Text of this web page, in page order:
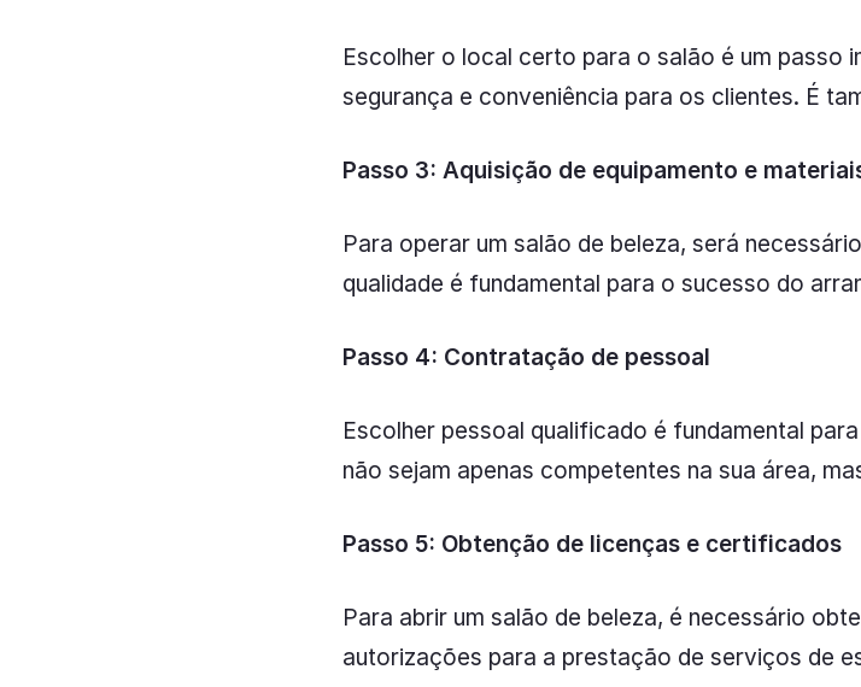
Escolher o local certo para o salão é um
segurança e conveniência para os clientes. É
Passo 3: Aquisição de equipamento e
Para operar um salão de beleza, será
qualidade é fundamental para o sucesso do
Passo 4: Contratação de pessoal
Escolher pessoal qualificado é fundamental
não sejam apenas competentes na sua área,
Passo 5: Obtenção de licenças e certificados
Para abrir um salão de beleza, é necessário
autorizações para a prestação de serviços de